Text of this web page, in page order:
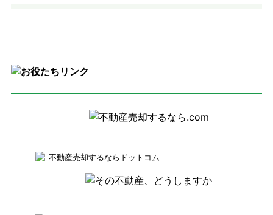
不動産売却するならドットコム